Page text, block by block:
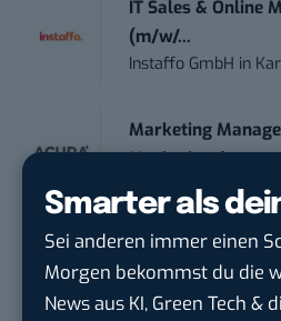
Smarter als
Sei anderen immer einen
Morgen bekommst du die
News aus KI, Green Tech
IT Sales & Online
(m/w/...
Instaffo GmbH in
Marketing
Marketing /...
Acura Fachklinik
Content
Te...
Ferdinand Bilstein